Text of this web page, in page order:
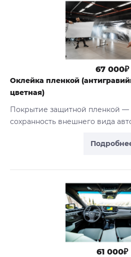
67 000₽
Оклейка пленкой
цветная)
Покрытие защитной пленкой
сохранность внешнего вида
61 000₽